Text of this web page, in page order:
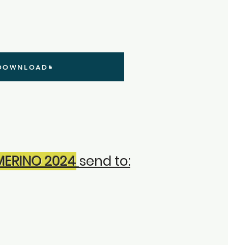
2024send to: